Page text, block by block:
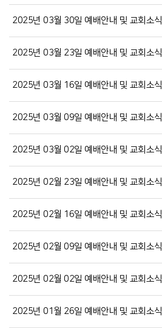
2025년 03월 30일 예배안내 및 교회소식
2025년 03월 23일 예배안내 및 교회소식
2025년 03월 16일 예배안내 및 교회소식
2025년 03월 09일 예배안내 및 교회소식
2025년 03월 02일 예배안내 및 교회소식
2025년 02월 23일 예배안내 및 교회소식
2025년 02월 16일 예배안내 및 교회소식
2025년 02월 09일 예배안내 및 교회소식
2025년 02월 02일 예배안내 및 교회소식
2025년 01월 26일 예배안내 및 교회소식